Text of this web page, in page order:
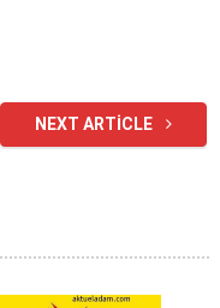
NEXT ARTICLE